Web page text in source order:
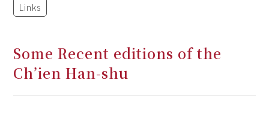
Links
Some Recent editions of the
Ch’ien Han-shu